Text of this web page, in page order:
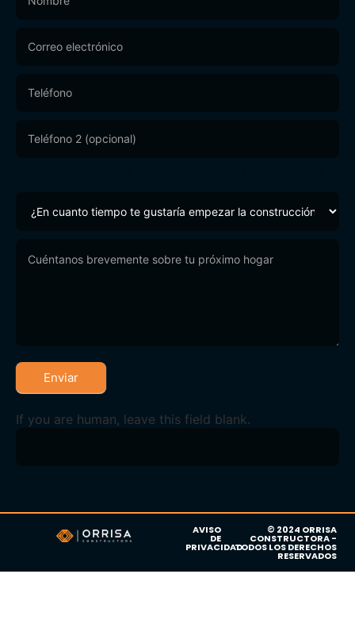
Form
Enviar
If you are human, leave this field blank.
AVISO
DE
PRIVACIDAD
© 2024 ORRISA
CONSTRUCTORA -
TODOS LOS DERECHOS
RESERVADOS